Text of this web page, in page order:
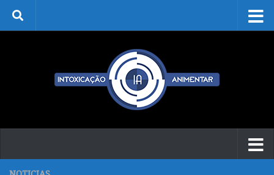
Skip to content